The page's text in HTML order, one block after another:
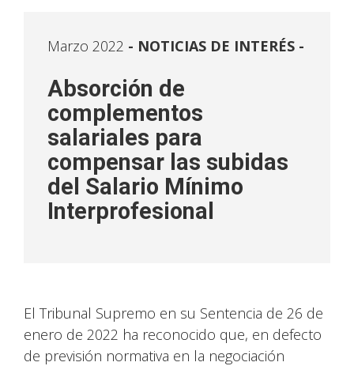
Marzo 2022 NOTICIAS DE INTERÉS -
Absorción de
complementos
salariales para
compensar las subidas
del Salario Mínimo
Interprofesional
El Tribunal Supremo en su Sentencia de 26 de
enero de 2022 ha reconocido que, en defecto
de previsión normativa en la negociación